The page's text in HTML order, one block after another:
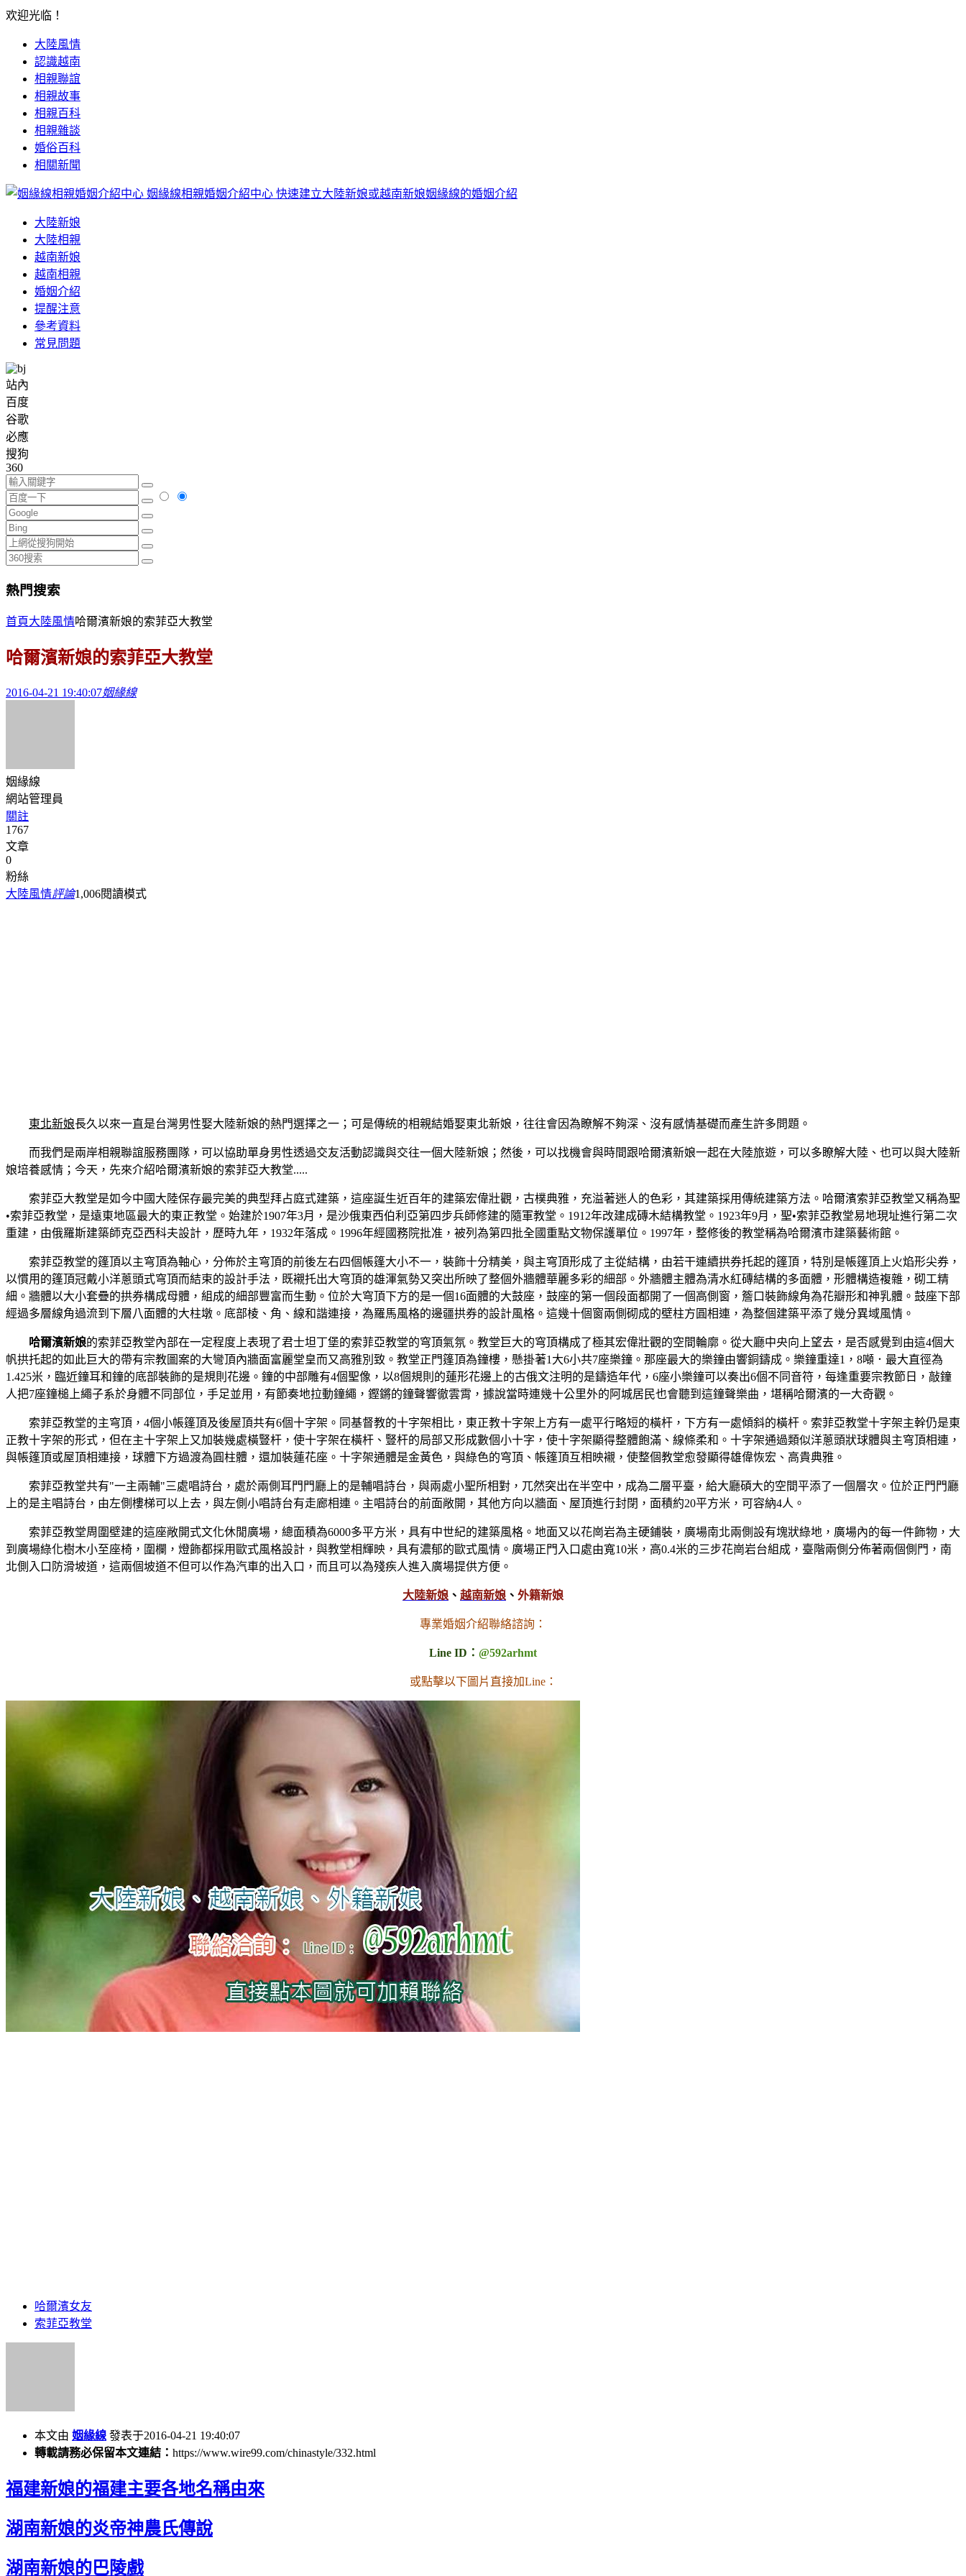
欢迎光临！
大陸風情
認識越南
相親聯誼
相親故事
相親百科
相親雜談
婚俗百科
相關新聞
姻緣線相親婚姻介紹中心 快速建立大陸新娘或越南新娘姻緣線的婚姻介紹
大陸新娘
大陸相親
越南新娘
越南相親
婚姻介紹
提醒注意
參考資料
常見問題
站內
百度
谷歌
必應
搜狗
360
熱門搜索
首頁大陸風情哈爾濱新娘的索菲亞大教堂
哈爾濱新娘的索菲亞大教堂
2016-04-21 19:40:07姻緣線
姻緣線
網站管理員
關註
1767
文章
0
粉絲
大陸風情評論1,006閱讀模式
東北新娘長久以來一直是台灣男性娶大陸新娘的熱門選擇之一；可是傳統的相親結婚娶東北新娘，往往會因為瞭解不夠深、沒有感情基礎而產生許多問題。
而我們是兩岸相親聯誼服務團隊，可以協助單身男性透過交友活動認識與交往一個大陸新娘；然後，可以找機會與時間跟哈爾濱新娘一起在大陸旅遊，可以多瞭解大陸、也可以與大陸新
娘培養感情；今天，先來介紹哈爾濱新娘的索菲亞大教堂.....
索菲亞大教堂是如今中國大陸保存最完美的典型拜占庭式建築，這座誕生近百年的建築宏偉壯觀，古樸典雅，充溢著迷人的色彩，其建築採用傳統建築方法。哈爾濱索菲亞教堂又稱為聖
•索菲亞教堂，是遠東地區最大的東正教堂。始建於1907年3月，是沙俄東西伯利亞第四步兵師修建的隨軍教堂。1912年改建成磚木結構教堂。1923年9月，聖•索菲亞教堂易地現址進行第二次
重建，由俄羅斯建築師克亞西科夫設計，歷時九年，1932年落成。1996年經國務院批准，被列為第四批全國重點文物保護單位。1997年，整修後的教堂稱為哈爾濱市建築藝術館。
索菲亞教堂的篷頂以主穹頂為軸心，分佈於主穹頂的前後左右四個帳篷大小不一，裝飾十分精美，與主穹頂形成了主從結構，由若干連續拱券托起的篷頂，特別是帳篷頂上火焰形尖券，
以慣用的篷頂冠戴小洋蔥頭式穹頂而結束的設計手法，既襯托出大穹頂的雄渾氣勢又突出所映了整個外牆體華麗多彩的細部。外牆體主體為清水紅磚結構的多面體，形體構造複雜，砌工精
細。牆體以大小套疊的拱券構成母體，組成的細部豐富而生動。位於大穹頂下方的是一個16面體的大鼓座，鼓座的第一個段面都開了一個高側窗，簷口裝飾線角為花瓣形和神乳體。鼓座下部
經過多層線角過流到下層八面體的大柱墩。底部棱、角、線和諧連接，為羅馬風格的邊疆拱券的設計風格。這幾十個窗兩側砌成的壁柱方圓相連，為整個建築平添了幾分異域風情。
哈爾濱新娘的索菲亞教堂內部在一定程度上表現了君士坦丁堡的索菲亞教堂的穹頂氣氛。教堂巨大的穹頂構成了極其宏偉壯觀的空間輪廓。從大廳中央向上望去，是否感覺到由這4個大
帆拱托起的如此巨大的帶有宗教圖案的大彎頂內牆面富麗堂皇而又高雅別致。教堂正門篷頂為鐘樓，懸掛著1大6小共7座樂鐘。那座最大的樂鐘由響銅鑄成。樂鐘重達1，8噸．最大直徑為
1.425米，臨近鐘耳和鐘的底部裝飾的是規則花邊。鐘的中部雕有4個聖像，以8個規則的蓮形花邊上的古俄文注明的是鑄造年代，6座小樂鐘可以奏出6個不同音符，每逢重要宗教節日，敲鐘
人把7座鐘槌上繩子系於身體不同部位，手足並用，有節奏地拉動鐘繩，鏗鏘的鐘聲響徹雲霄，據說當時連幾十公里外的阿城居民也會聽到這鐘聲樂曲，堪稱哈爾濱的一大奇觀。
索菲亞教堂的主穹頂，4個小帳篷頂及後屋頂共有6個十字架。同基督教的十字架相比，東正教十字架上方有一處平行略短的橫杆，下方有一處傾斜的橫杆。索菲亞教堂十字架主幹仍是東
正教十字架的形式，但在主十字架上又加裝幾處橫豎杆，使十字架在橫杆、豎杆的局部又形成數個小十字，使十字架顯得整體飽滿、線條柔和。十字架通過類似洋蔥頭狀球體與主穹頂相連，
與帳篷頂或屋頂相連接，球體下方過渡為圓柱體，還加裝蓮花座。十字架通體是金黃色，與綠色的穹頂、帳篷頂互相映襯，使整個教堂愈發顯得雄偉恢宏、高貴典雅。
索菲亞教堂共有"一主兩輔"三處唱詩台，處於兩側耳門門廳上的是輔唱詩台，與兩處小聖所相對，兀然突出在半空中，成為二層平臺，給大廳碩大的空間平添了一個層次。位於正門門廳
上的是主唱詩台，由左側樓梯可以上去，與左側小唱詩台有走廊相連。主唱詩台的前面敞開，其他方向以牆面、屋頂進行封閉，面積約20平方米，可容納4人。
索菲亞教堂周圍壁建的這座敞開式文化休閒廣場，總面積為6000多平方米，具有中世紀的建築風格。地面又以花崗岩為主硬鋪裝，廣場南北兩側設有塊狀綠地，廣場內的每一件飾物，大
到廣場綠化樹木小至座椅，圍欄，燈飾都採用歐式風格設計，與教堂相輝映，具有濃郁的歐式風情。廣場正門入口處由寬10米，高0.4米的三步花崗岩台組成，臺階兩側分佈著兩個側門，南
北側入口防滑坡道，這兩個坡道不但可以作為汽車的出入口，而且可以為殘疾人進入廣場提供方便。
大陸新娘 、 越南新娘 、 外籍新娘
專業婚姻介紹聯絡諮詢：
Line ID： @592arhmt
或點擊以下圖片直接加Line：
哈爾濱女友
索菲亞教堂
本文由 姻緣線 發表于2016-04-21 19:40:07
轉載請務必保留本文連結： https://www.wire99.com/chinastyle/332.html
福建新娘的福建主要各地名稱由來
湖南新娘的炎帝神農氏傳說
湖南新娘的巴陵戲